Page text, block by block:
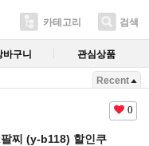
카테고리 검색
바구니 관심상품
Recent
0
찌 (y-b118) 할인쿠